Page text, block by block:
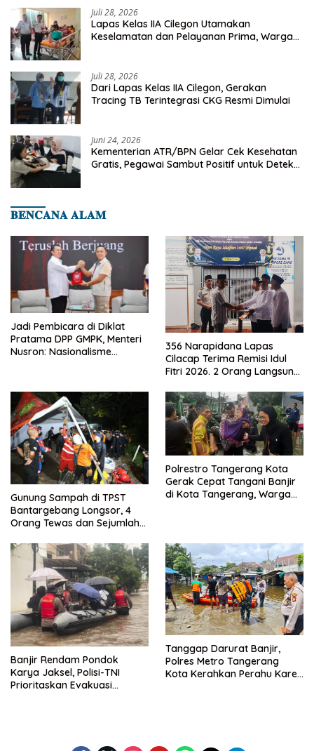
Juli 28, 2026
Lapas Kelas IIA Cilegon Utamakan
Keselamatan dan Pelayanan Prima, Warga
Juli 28, 2026
Dari Lapas Kelas IIA Cilegon, Gerakan
Tracing TB Terintegrasi CKG Resmi Dimulai
Juni 24, 2026
Kementerian ATR/BPN Gelar Cek Kesehatan
Gratis, Pegawai Sambut Positif untuk Deteksi
𝐁𝐄𝐍𝐂𝐀𝐍𝐀 𝐀𝐋𝐀𝐌
Jadi Pembicara di Diklat
Pratama DPP GMPK, Menteri
Nusron: Nasionalisme
356 Narapidana Lapas
Cilacap Terima Remisi Idul
Fitri 2026. 2 Orang Langsung
Gunung Sampah di TPST
Bantargebang Longsor, 4
Orang Tewas dan Sejumlah
Polrestro Tangerang Kota
Gerak Cepat Tangani Banjir
di Kota Tangerang, Warga
Banjir Rendam Pondok
Karya Jaksel, Polisi-TNI
Prioritaskan Evakuasi
Tanggap Darurat Banjir,
Polres Metro Tangerang
Kota Kerahkan Perahu Karet